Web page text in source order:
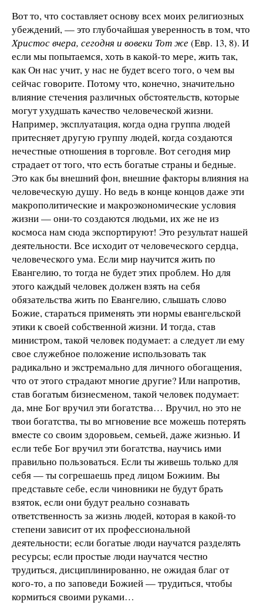
Вот то, что составляет основу всех моих религиозных
убеждений, — это глубочайшая уверенность в том, что
Христос вчера, сегодня и вовеки Тот же(Евр. 13, 8). И
если мы попытаемся, хоть в какой-то мере, жить так,
как Он нас учит, у нас не будет всего того, о чем вы
сейчас говорите. Потому что, конечно, значительно
влияние стечения различных обстоятельств, которые
могут ухудшать качество человеческой жизни.
Например, эксплуатация, когда одна группа людей
притесняет другую группу людей, когда создаются
нечестные отношения в торговле. Вот сегодня мир
страдает от того, что есть богатые страны и бедные.
Это как бы внешний фон, внешние факторы влияния на
человеческую душу. Но ведь в конце концов даже эти
макрополитические и макроэкономические условия
жизни — они-то создаются людьми, их же не из
космоса нам сюда экспортируют! Это результат нашей
деятельности. Все исходит от человеческого сердца,
человеческого ума. Если мир научится жить по
Евангелию, то тогда не будет этих проблем. Но для
этого каждый человек должен взять на себя
обязательства жить по Евангелию, слышать слово
Божие, стараться применять эти нормы евангельской
этики к своей собственной жизни. И тогда, став
министром, такой человек подумает: а следует ли ему
свое служебное положение использовать так
радикально и экстремально для личного обогащения,
что от этого страдают многие другие? Или напротив,
став богатым бизнесменом, такой человек подумает:
да, мне Бог вручил эти богатства… Вручил, но это не
твои богатства, ты во мгновение все можешь потерять
вместе со своим здоровьем, семьей, даже жизнью. И
если тебе Бог вручил эти богатства, научись ими
правильно пользоваться. Если ты живешь только для
себя — ты согрешаешь пред лицом Божиим. Вы
представьте себе, если чиновники не будут брать
взяток, если они будут реально сознавать
ответственность за жизнь людей, которая в какой-то
степени зависит от их профессиональной
деятельности; если богатые люди научатся разделять
ресурсы; если простые люди научатся честно
трудиться, дисциплинированно, не ожидая благ от
кого-то, а по заповеди Божией — трудиться, чтобы
кормиться своими руками…